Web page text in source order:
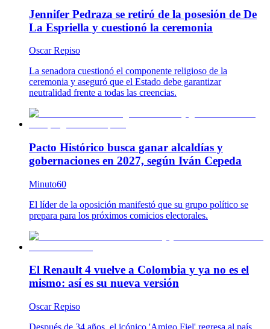
Jennifer Pedraza se retiró de la posesión de De
La Espriella y cuestionó la ceremonia
Oscar Repiso
La senadora cuestionó el componente religioso de la
ceremonia y aseguró que el Estado debe garantizar
neutralidad frente a todas las creencias.
Pacto Histórico busca ganar alcaldías y
gobernaciones en 2027, según Iván Cepeda
Minuto60
El líder de la oposición manifestó que su grupo político se
prepara para los próximos comicios electorales.
El Renault 4 vuelve a Colombia y ya no es el
mismo: así es su nueva versión
Oscar Repiso